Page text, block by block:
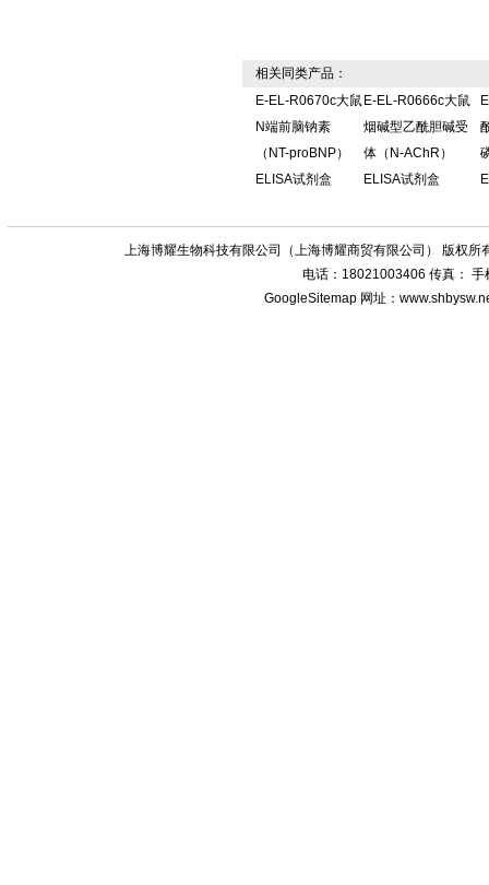
相关同类产品：
E-EL-R0670c大鼠
N端前脑钠素
（NT-proBNP）
ELISA试剂盒
E-EL-R0666c大鼠
烟碱型乙酰胆碱受
体（N-AChR）
ELISA试剂盒
上海博耀生物科技有限公司（上海博耀商贸有限公司） 版权所
电话：18021003406 传真： 手
GoogleSitemap 网址：